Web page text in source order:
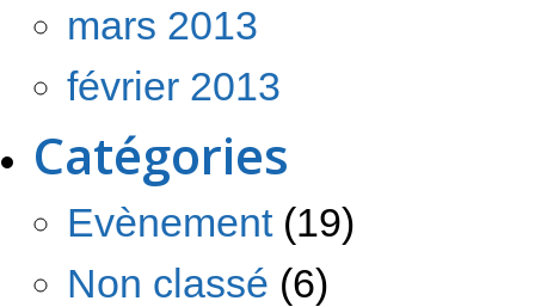
mars 2013
février 2013
Catégories
Evènement(19)
Non classé (6)